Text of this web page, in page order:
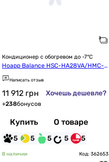
Кондиционер с обогревом до -7°C
Hoapp Balance HSC-HA28VA/HMC-H
A28VA
Написать отзыв
11 912 грн Хочешь дешевле?
+238бонусов
Купить О товаре
5 5 5 5 5
В наличии Код: 362653